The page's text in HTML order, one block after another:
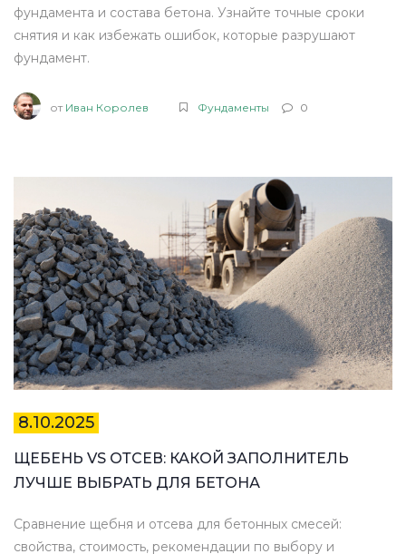
фундамента и состава бетона. Узнайте точные сроки
снятия и как избежать ошибок, которые разрушают
фундамент.
от Иван Королев Фундаменты 0
8.10.2025
ЩЕБЕНЬ VS ОТСЕВ: КАКОЙ ЗАПОЛНИТЕЛЬ
ЛУЧШЕ ВЫБРАТЬ ДЛЯ БЕТОНА
Сравнение щебня и отсевa для бетонных смесей:
свойства, стоимость, рекомендации по выбору и